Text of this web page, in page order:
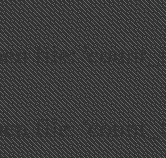
file:
file: